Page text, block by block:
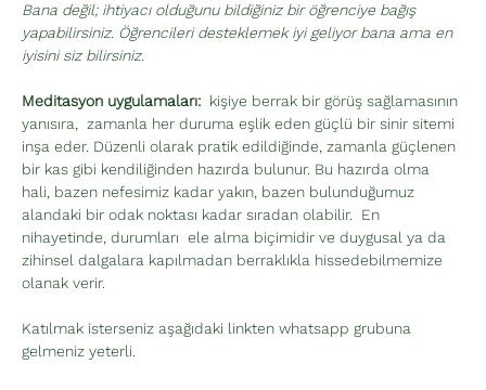
Bana değil; ihtiyacı olduğunu bildiğiniz bir öğrenciye bağış
yapabilirsiniz. Öğrencileri desteklemek iyi geliyor bana ama en
iyisini siz bilirsiniz.
Meditasyon uygulamaları:
  kişiye berrak bir görüş sağlamasının
yanısıra,  zamanla her duruma eşlik eden güçlü bir sinir sitemi
inşa eder. Düzenli olarak pratik edildiğinde, zamanla güçlenen
bir kas gibi kendiliğinden hazırda bulunur. Bu hazırda olma
hali, bazen nefesimiz kadar yakın, bazen bulunduğumuz
alandaki bir odak noktası kadar sıradan olabilir.  En
nihayetinde, durumları  ele alma biçimidir ve duygusal ya da
zihinsel dalgalara kapılmadan berraklıkla hissedebilmemize
olanak verir.
Katılmak isterseniz aşağıdaki linkten whatsapp grubuna
gelmeniz yeterli.